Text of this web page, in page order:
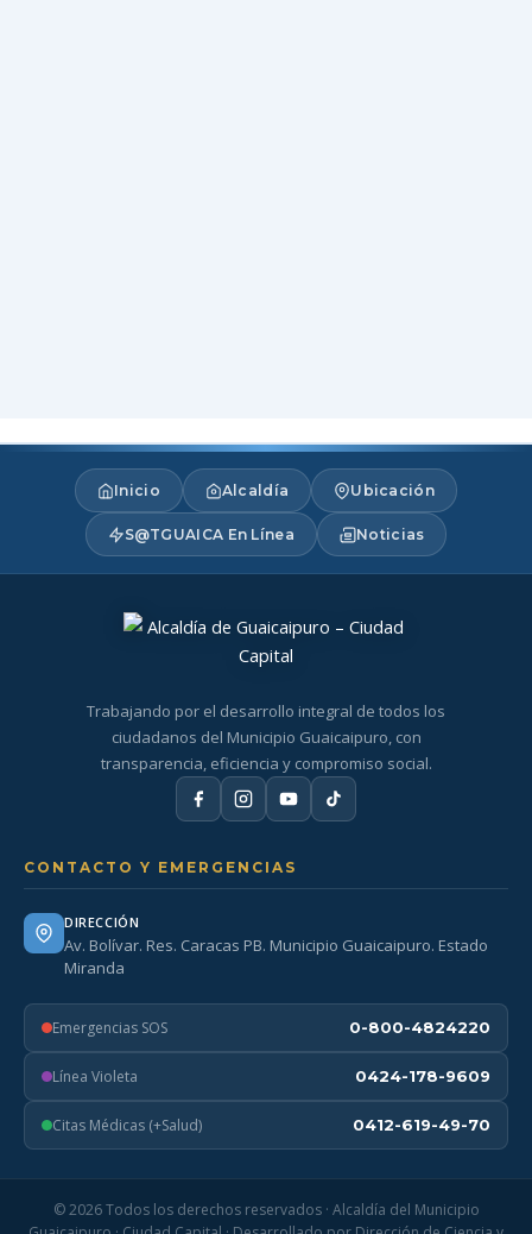
Inicio Alcaldía Ubicación
S@TGUAICA En Línea Noticias
Trabajando por el desarrollo integral de todos los
ciudadanos del Municipio Guaicaipuro, con
transparencia, eficiencia y compromiso social.
CONTACTO Y EMERGENCIAS
DIRECCIÓN
Av. Bolívar. Res. Caracas PB. Municipio Guaicaipuro. Estado
Miranda
Emergencias SOS 0-800-4824220
Línea Violeta 0424-178-9609
Citas Médicas (+Salud) 0412-619-49-70
© 2026 Todos los derechos reservados · Alcaldía del Municipio